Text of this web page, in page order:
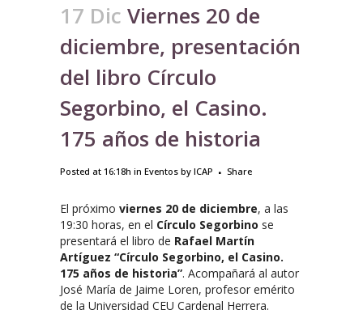
17 Dic Viernes 20 de
diciembre, presentación
del libro Círculo
Segorbino, el Casino.
175 años de historia
Posted at 16:18h in Eventos by ICAP Share
El próximo viernes 20 de diciembre, a las
19:30 horas, en el Círculo Segorbino se
presentará el libro de Rafael Martín
Artíguez “Círculo Segorbino, el Casino.
175 años de historia”. Acompañará al autor
José María de Jaime Loren, profesor emérito
de la Universidad CEU Cardenal Herrera.